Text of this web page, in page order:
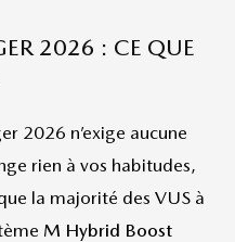
2026 : CE QUE
2026 n’exige aucune
rien à vos habitudes,
la majorité des VUS à
M Hybrid Boost